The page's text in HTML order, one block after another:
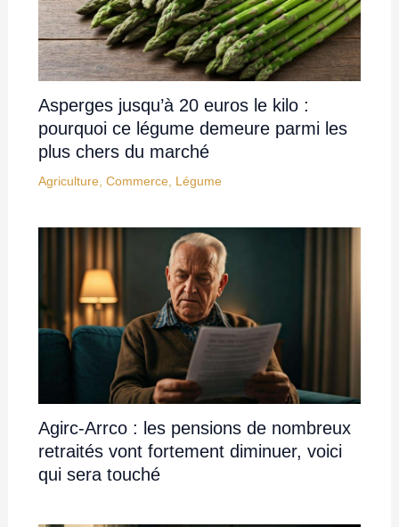
Asperges jusqu’à 20 euros le kilo :
pourquoi ce légume demeure parmi les
plus chers du marché
Agriculture, Commerce, Légume
Agirc-Arrco : les pensions de nombreux
retraités vont fortement diminuer, voici
qui sera touché